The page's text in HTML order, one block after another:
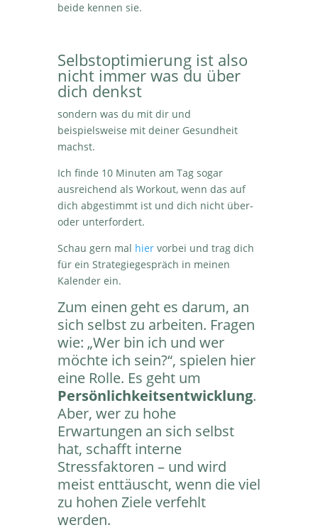
beide kennen sie.
Selbstoptimierung ist also
nicht immer was du über
dich denkst
sondern was du mit dir und
beispielsweise mit deiner Gesundheit
machst.
Ich finde 10 Minuten am Tag sogar
ausreichend als Workout, wenn das auf
dich abgestimmt ist und dich nicht über-
oder unterfordert.
Schau gern mal hiervorbei und trag dich
für ein Strategiegespräch in meinen
Kalender ein.
Zum einen geht es darum, an
sich selbst zu arbeiten. Fragen
wie: „Wer bin ich und wer
möchte ich sein?“, spielen hier
eine Rolle. Es geht um
Persönlichkeitsentwicklung.
Aber, wer zu hohe
Erwartungen an sich selbst
hat, schafft interne
Stressfaktoren – und wird
meist enttäuscht, wenn die viel
zu hohen Ziele verfehlt
werden.